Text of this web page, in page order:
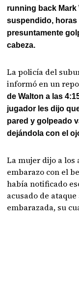
running back Mark
suspendido, horas
presuntamente
cabeza.
La policía del
informó en un
de Walton a las
jugador les dijo
pared y golpeado
dejándola con el
La mujer dijo a los
embarazo con el
había notificado
acusado de
embarazada, su